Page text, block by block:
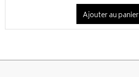
Ajouter au panier